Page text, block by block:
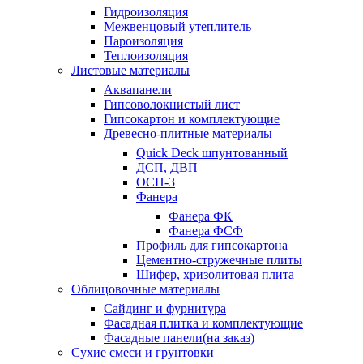
Гидроизоляция
Межвенцовый утеплитель
Пароизоляция
Теплоизоляция
Листовые материалы
Аквапанели
Гипсоволокнистый лист
Гипсокартон и комплектующие
Древесно-плитные материалы
Quick Deck шпунтованный
ДСП, ДВП
ОСП-3
Фанера
Фанера ФК
Фанера ФСФ
Профиль для гипсокартона
Цементно-стружечные плиты
Шифер, хризолитовая плита
Облицовочные материалы
Сайдинг и фурнитура
Фасадная плитка и комплектующие
Фасадные панели(на заказ)
Сухие смеси и грунтовки